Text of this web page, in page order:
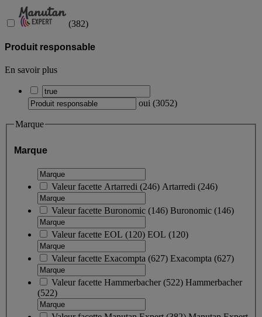
(382)
Produit responsable
En savoir plus
oui (3052)
Marque
Marque
Valeur facette Artarredi (246) Artarredi (246)
Valeur facette Buronomic (146) Buronomic (146)
Valeur facette EOL (120) EOL (120)
Valeur facette Exacompta (627) Exacompta (627)
Valeur facette Hammerbacher(522) Hammerbacher
(522)